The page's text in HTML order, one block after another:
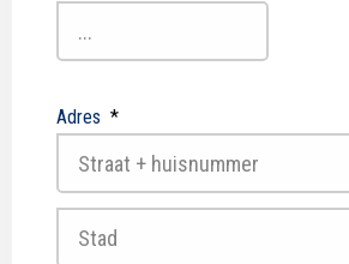
Adres *
Straat